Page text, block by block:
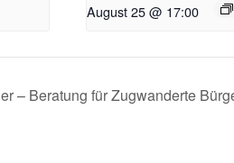
August 25 @ 17:00
– Beratung für Zugwanderte